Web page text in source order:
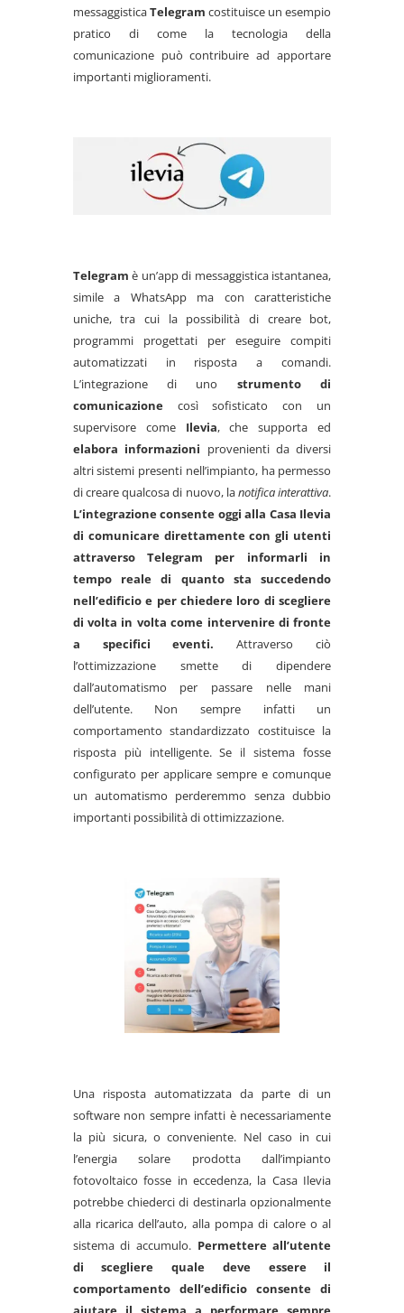
messaggisticaTelegram costituisce un esempio
pratico di come la tecnologia della
comunicazione può contribuire ad apportare
importanti miglioramenti.
Telegram è un’app di messaggistica istantanea,
simile a WhatsApp ma con caratteristiche
uniche, tra cui la possibilità di creare bot,
programmi progettati per eseguire compiti
automatizzati in risposta a comandi.
L’integrazione di uno strumento di
comunicazionecosì sofisticato con un
supervisore come Ilevia, che supporta ed
elabora informazioni provenienti da diversi
altri sistemi presenti nell’impianto, ha permesso
di creare qualcosa di nuovo, lanotifica interattiva.
L’integrazione consente oggi alla Casa Ilevia
di comunicare direttamente con gli utenti
attraverso Telegram per informarli in
tempo reale di quanto sta succedendo
nell’edificio e per chiedere loro di scegliere
di volta in volta come intervenire di fronte
a specifici eventi. Attraverso ciò
l’ottimizzazione smette di dipendere
dall’automatismo per passare nelle mani
dell’utente. Non sempre infatti un
comportamento standardizzato costituisce la
risposta più intelligente. Se il sistema fosse
configurato per applicare sempre e comunque
un automatismo perderemmo senza dubbio
importanti possibilità di ottimizzazione.
Una risposta automatizzata da parte di un
software non sempre infatti è necessariamente
la più sicura, o conveniente. Nel caso in cui
l’energia solare prodotta dall’impianto
fotovoltaico fosse in eccedenza, la Casa Ilevia
potrebbe chiederci di destinarla opzionalmente
alla ricarica dell’auto, alla pompa di calore o al
sistema di accumulo. Permettere all’utente
di scegliere quale deve essere il
comportamento dell’edificio consente di